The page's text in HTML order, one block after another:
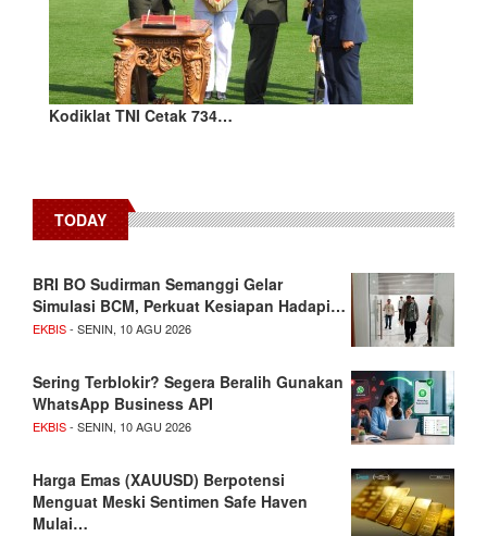
Kodiklat TNI Cetak 734…
TODAY
BRI BO Sudirman Semanggi Gelar
Simulasi BCM, Perkuat Kesiapan Hadapi…
EKBIS- SENIN, 10 AGU 2026
Sering Terblokir? Segera Beralih Gunakan
WhatsApp Business API
EKBIS- SENIN, 10 AGU 2026
Harga Emas (XAUUSD) Berpotensi
Menguat Meski Sentimen Safe Haven
Mulai…